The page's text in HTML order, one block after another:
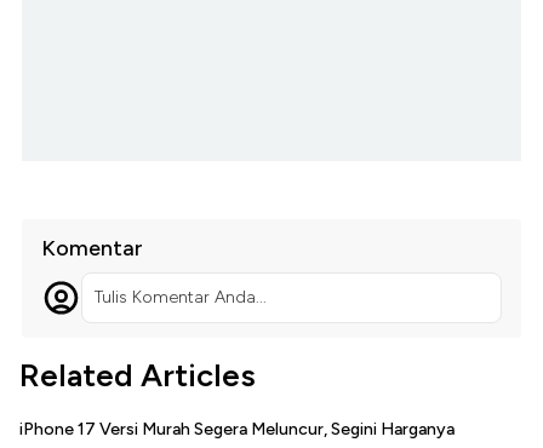
Komentar
Tulis Komentar Anda...
Related Articles
iPhone 17 Versi Murah Segera Meluncur, Segini Harganya